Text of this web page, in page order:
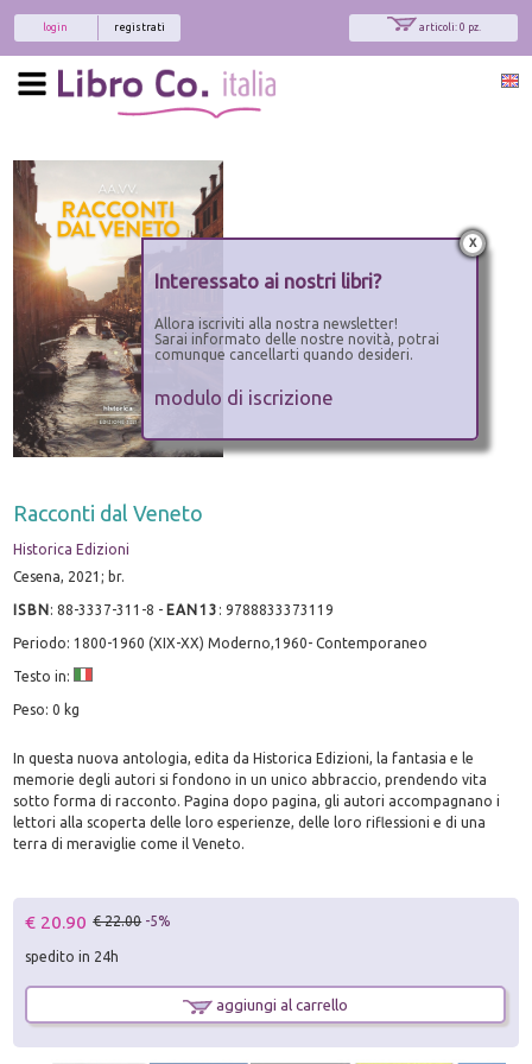
articoli: 0 pz.
registrati
login
Racconti dal Veneto
Historica Edizioni
Cesena, 2021; br.
ISBN:88-3337-311-8 - EAN13 :9788833373119
Periodo: 1800-1960 (XIX-XX) Moderno,1960- Contemporaneo
Testo in:
Peso: 0 kg
In questa nuova antologia, edita da Historica Edizioni, la fantasia e le
memorie degli autori si fondono in un unico abbraccio, prendendo vita
sotto forma di racconto. Pagina dopo pagina, gli autori accompagnano i
lettori alla scoperta delle loro esperienze, delle loro riflessioni e di una
terra di meraviglie come il Veneto.
€ 20.90 € 22.00 -5%
spedito in 24h
aggiungi al carrello
x
Interessato ai nostri libri?
Allora iscriviti alla nostra newsletter!
Sarai informato delle nostre novità, potrai
comunque cancellarti quando desideri.
modulo di iscrizione